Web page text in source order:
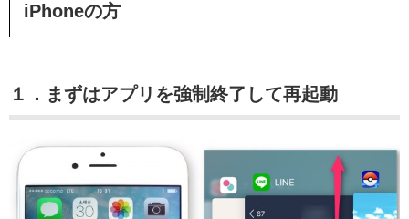
iPhoneの方
１．まずはアプリを強制終了して再起動